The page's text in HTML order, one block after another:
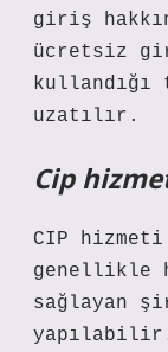
giriş
ücretsiz
uzatılır.
Cip
CIP
genellikle
sağlayan
yapılabilir.